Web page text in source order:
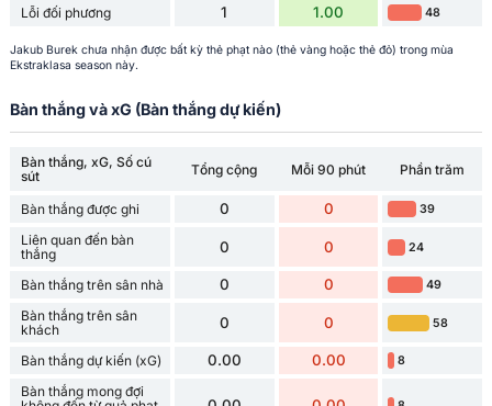
Lỗi đối phương 1 1.00 48
Jakub Burek chưa nhận được bất kỳ thẻ phạt nào (thẻ vàng hoặc thẻ đỏ) trong mùa
Ekstraklasa season này.
Bàn thắng và xG (Bàn thắng dự kiến)
Bàn thắng, xG, Số cú
sút
Tổng cộng Mỗi 90 phút Phần trăm
Bàn thắng được ghi 0 0 39
Liên quan đến bàn
thắng
0 0 24
Bàn thắng trên sân nhà 0 0 49
Bàn thắng trên sân
khách
0 0 58
Bàn thắng dự kiến (xG) 0.00 0.00 8
Bàn thắng mong đợi